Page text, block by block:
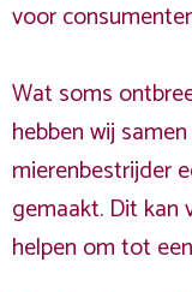
voor
Wat soms
hebben wij
mierenbestrijder
gemaakt. Dit kan
helpen om tot